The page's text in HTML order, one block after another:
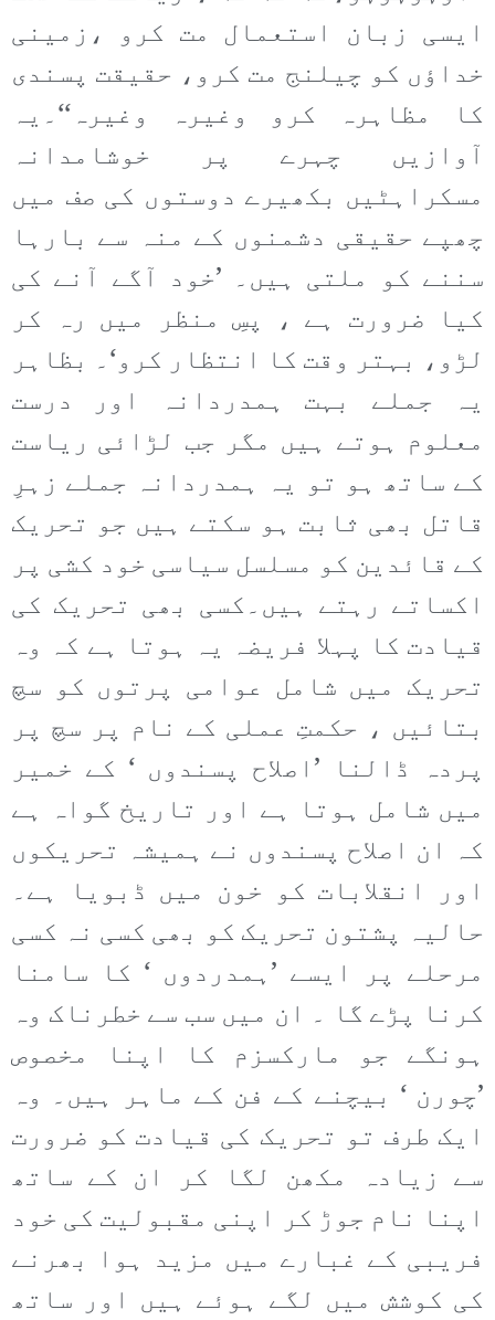
ایسی زبان استعمال مت کرو ،زمینی
خداؤں کو چیلنج مت کرو، حقیقت پسندی
کا مظاہرہ کرو وغیرہ وغیرہ‘‘۔یہ
آوازیں چہرے پر خوشامدانہ
مسکراہٹیں بکھیرے دوستوں کی صف میں
چھپے حقیقی دشمنوں کے منہ سے بارہا
سننے کو ملتی ہیں۔ ’خود آگے آنے کی
کیا ضرورت ہے ، پسِ منظر میں رہ کر
لڑو، بہتر وقت کا انتظار کرو‘۔ بظاہر
یہ جملے بہت ہمدردانہ اور درست
معلوم ہوتے ہیں مگر جب لڑائی ریاست
کے ساتھ ہو تو یہ ہمدردانہ جملے زہرِ
قاتل بھی ثابت ہو سکتے ہیں جو تحریک
کے قائدین کو مسلسل سیاسی خود کشی پر
اکساتے رہتے ہیں۔کسی بھی تحریک کی
قیادت کا پہلا فریضہ یہ ہوتا ہے کہ وہ
تحریک میں شامل عوامی پرتوں کو سچ
بتائیں ، حکمتِ عملی کے نام پر سچ پر
پردہ ڈالنا ’اصلاح پسندوں ‘ کے خمیر
میں شامل ہوتا ہے اور تاریخ گواہ ہے
کہ ان اصلاح پسندوں نے ہمیشہ تحریکوں
اور انقلابات کو خون میں ڈبویا ہے۔
حالیہ پشتون تحریک کو بھی کسی نہ کسی
مرحلے پر ایسے ’ہمدردوں ‘ کا سامنا
کرنا پڑے گا ۔ ان میں سب سے خطرناک وہ
ہونگے جو مارکسزم کا اپنا مخصوص
’چورن ‘ بیچنے کے فن کے ماہر ہیں۔ وہ
ایک طرف تو تحریک کی قیادت کو ضرورت
سے زیادہ مکھن لگا کر ان کے ساتھ
اپنا نام جوڑ کر اپنی مقبولیت کی خود
فریبی کے غبارے میں مزید ہوا بھرنے
کی کوشش میں لگے ہوئے ہیں اور ساتھ